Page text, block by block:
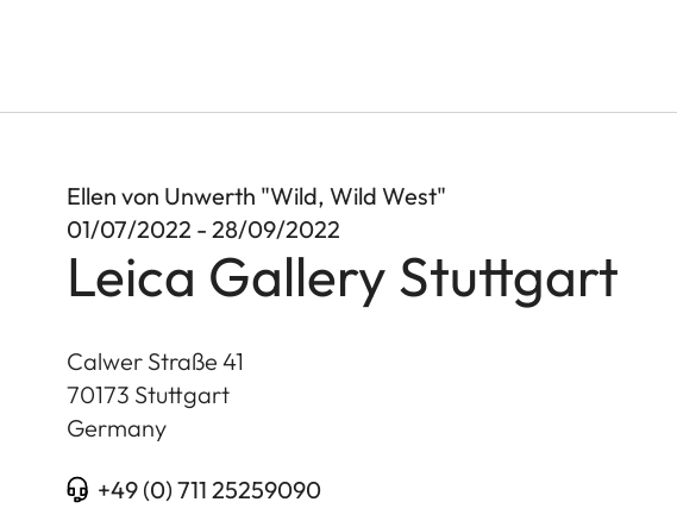
Ellen von Unwerth "Wild, Wild West"
01/07/2022 - 28/09/2022
Leica Gallery Stuttgart
Calwer Straße 41
70173 Stuttgart
Germany
+49 (0) 711 25259090